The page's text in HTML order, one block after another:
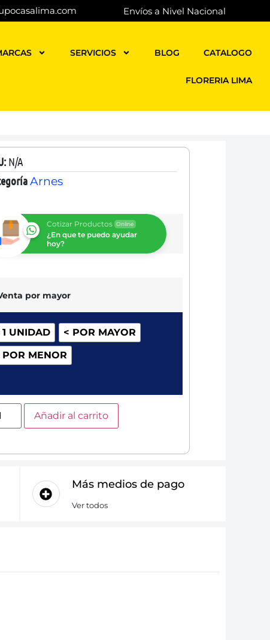
Envíos a Nivel Nacional
SERVICIOS BLOG CATALOGO
FLORERIA LIMA
N/A
Arnes
Cotizar Productos Online
¿En que te puedo ayudar
hoy?
por mayor
1 UNIDAD
< POR MAYOR
POR MENOR
Añadir al carrito
Más medios de pago
Ver todos